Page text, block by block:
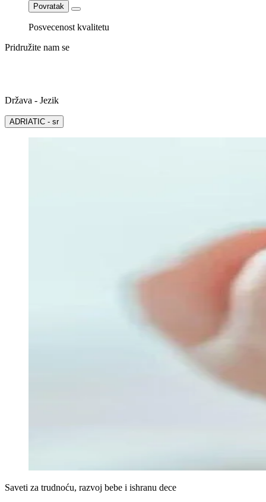
Povratak
Posvecenost kvalitetu
Pridružite nam se
Država - Jezik
ADRIATIC - sr
Saveti za trudnoću, razvoj bebe i ishranu dece